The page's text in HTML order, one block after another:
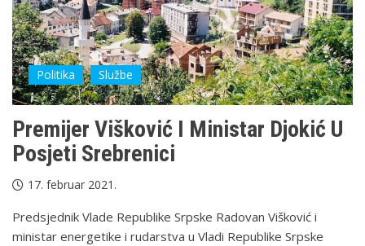
Politika Službe
Premijer Višković I Ministar Djokić U
Posjeti Srebrenici
17. februar 2021.
Predsjednik Vlade Republike Srpske Radovan Višković i
ministar energetike i rudarstva u Vladi Republike Srpske